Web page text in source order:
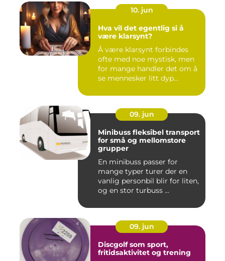
10. jun
Hva vil det egentlig si å
være klarsynt?
Å være klarsynt forbindes
ofte med noe mystisk, men
for mange handler det om å
se mennesker litt dyp...
09. jun
Minibuss fleksibel transport
for små og mellomstore
grupper
En minibuss passer for
mange typer turer der en
vanlig personbil blir for liten,
og en stor turbuss ...
09. jun
Discgolf som sport,
fritidsaktivitet og trening